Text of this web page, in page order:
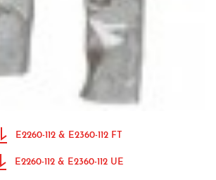
E2260-112 & E2360-112 FT
E2260-112 & E2360-112 UE